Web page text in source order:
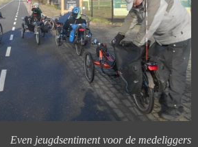
Even jeugdsentiment voor de medeliggers